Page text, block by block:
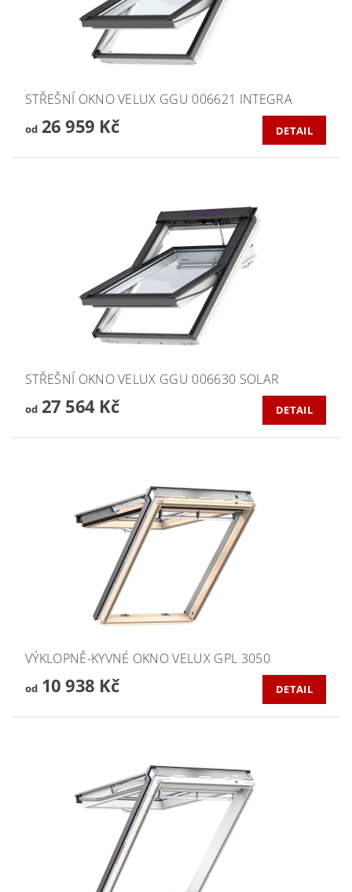
STŘEŠNÍ OKNO VELUX GGU 006621 INTEGRA
od26 959 Kč DETAIL
STŘEŠNÍ OKNO VELUX GGU 006630 SOLAR
od27 564 Kč DETAIL
VÝKLOPNĚ-KYVNÉ OKNO VELUX GPL 3050
od10 938 Kč DETAIL